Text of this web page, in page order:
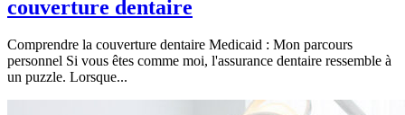
couverture dentaire
Comprendre la couverture dentaire Medicaid : Mon parcours
personnel Si vous êtes comme moi, l'assurance dentaire ressemble à
un puzzle. Lorsque...